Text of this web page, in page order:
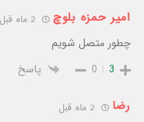
امیر حمزه بلوچ
چطور متصل شویم
3
0 پاسخ
رضا